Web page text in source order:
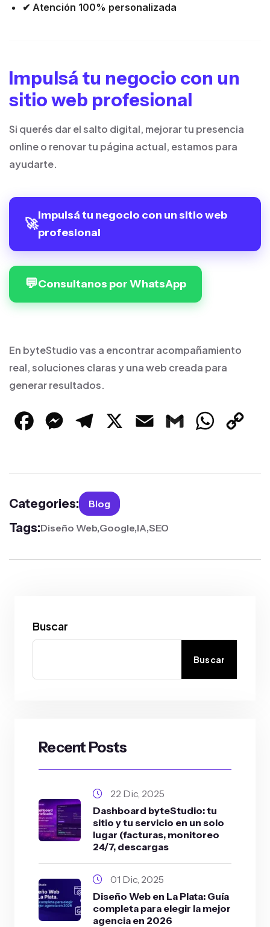
✔ Atención 100% personalizada
Impulsá tu negocio con un
sitio web profesional
Si querés dar el salto digital, mejorar tu presencia
online o renovar tu página actual, estamos para
ayudarte.
🚀
Impulsá tu negocio con un sitio web
profesional
💬Consultanos por WhatsApp
En byteStudio vas a encontrar acompañamiento
real, soluciones claras y una web creada para
generar resultados.
FacebookMessengerTelegram Email Gmail WhatsApp
Categories: Blog
Tags:Diseño Web Google IA SEO
Buscar
Buscar
Recent Posts
22 Dic, 2025
Dashboard byteStudio: tu
sitio y tu servicio en un solo
lugar (facturas, monitoreo
24/7, descargas
01 Dic, 2025
Diseño Web en La Plata: Guía
completa para elegir la mejor
agencia en 2026